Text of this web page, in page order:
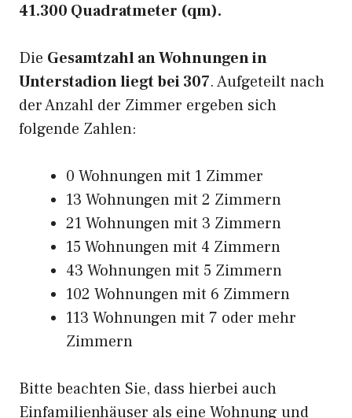
41.300 Quadratmeter (qm).
Die Gesamtzahl an Wohnungen in
Unterstadion liegt bei 307. Aufgeteilt nach
der Anzahl der Zimmer ergeben sich
folgende Zahlen:
0 Wohnungen mit 1 Zimmer
13 Wohnungen mit 2 Zimmern
21 Wohnungen mit 3 Zimmern
15 Wohnungen mit 4 Zimmern
43 Wohnungen mit 5 Zimmern
102 Wohnungen mit 6 Zimmern
113 Wohnungen mit 7 oder mehr
Zimmern
Bitte beachten Sie, dass hierbei auch
Einfamilienhäuser als eine Wohnung und